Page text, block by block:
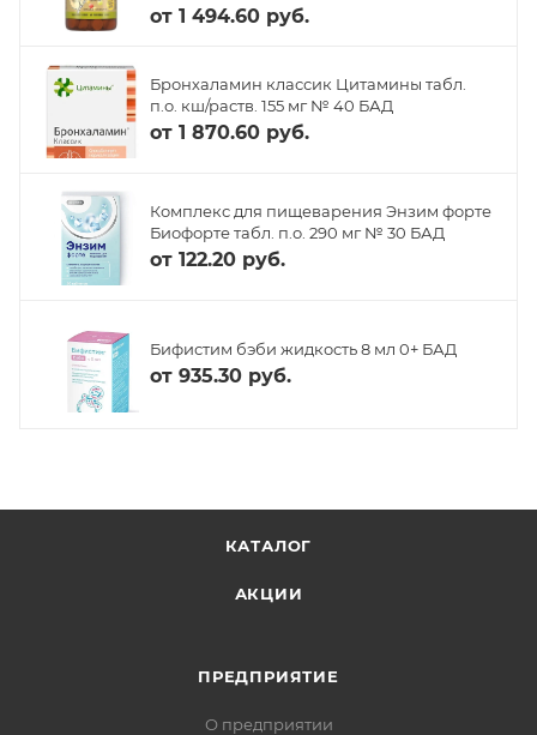
от 1 494.60 руб.
Бронхаламин классик Цитамины табл.
п.о. кш/раств. 155 мг № 40 БАД
от 1 870.60 руб.
Комплекс для пищеварения Энзим форте
Биофорте табл. п.о. 290 мг № 30 БАД
от 122.20 руб.
Бифистим бэби жидкость 8 мл 0+ БАД
от 935.30 руб.
КАТАЛОГ
АКЦИИ
ПРЕДПРИЯТИЕ
О предприятии